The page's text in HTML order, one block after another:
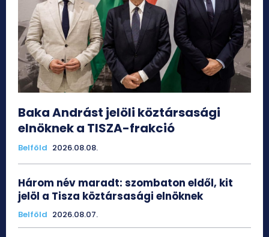
Baka Andrást jelöli köztársasági
elnöknek a TISZA-frakció
Belföld 2026.08.08.
Három név maradt: szombaton eldől, kit
jelöl a Tisza köztársasági elnöknek
Belföld 2026.08.07.